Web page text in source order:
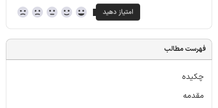
فهرست مطالب
چکیده
مقدمه